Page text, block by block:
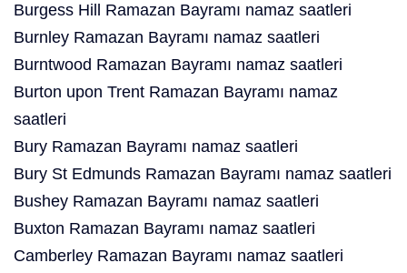
Burgess Hill Ramazan Bayramı namaz saatleri
Burnley Ramazan Bayramı namaz saatleri
Burntwood Ramazan Bayramı namaz saatleri
Burton upon Trent Ramazan Bayramı namaz
saatleri
Bury Ramazan Bayramı namaz saatleri
Bury St Edmunds Ramazan Bayramı namaz saatleri
Bushey Ramazan Bayramı namaz saatleri
Buxton Ramazan Bayramı namaz saatleri
Camberley Ramazan Bayramı namaz saatleri